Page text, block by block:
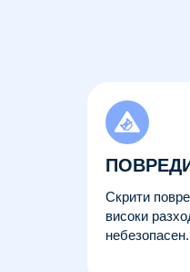
Скрити
високи
небезопасен.